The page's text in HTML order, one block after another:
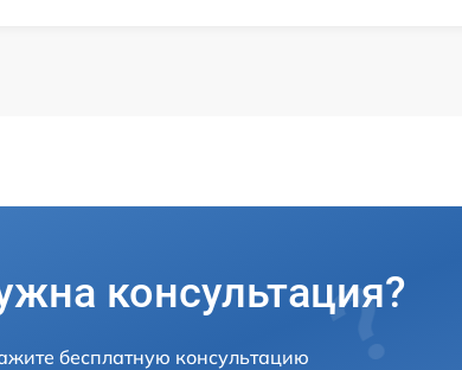
консультация?
бесплатную консультацию